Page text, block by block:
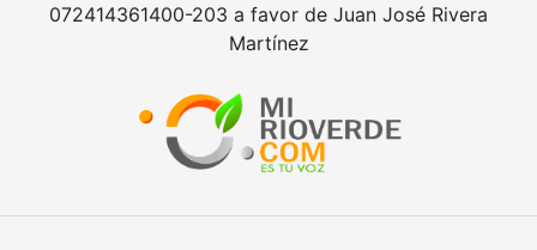
072414361400-203 a favor de Juan José Rivera
Martínez